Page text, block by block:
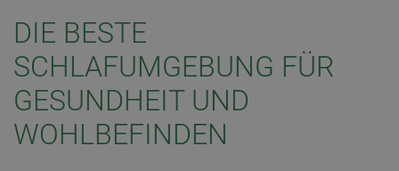
DIE BESTE
SCHLAFUMGEBUNG FÜR
GESUNDHEIT UND
WOHLBEFINDEN